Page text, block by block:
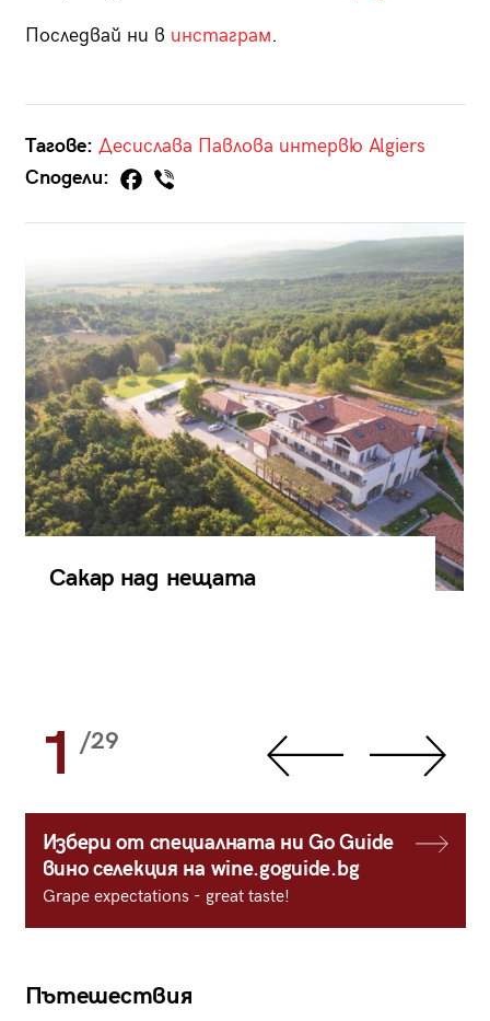
Последвай ни в инстаграм.
Тагове: Десислава Павлова интервю Algiers
Сподели:
Сакар над нещата
1 /29
Избери от специалната ни Go Guide
вино селекция на wine.goguide.bg
Grape expectations - great taste!
Пътешествия